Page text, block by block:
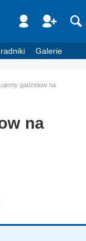
Galerie
gadzetow na
na